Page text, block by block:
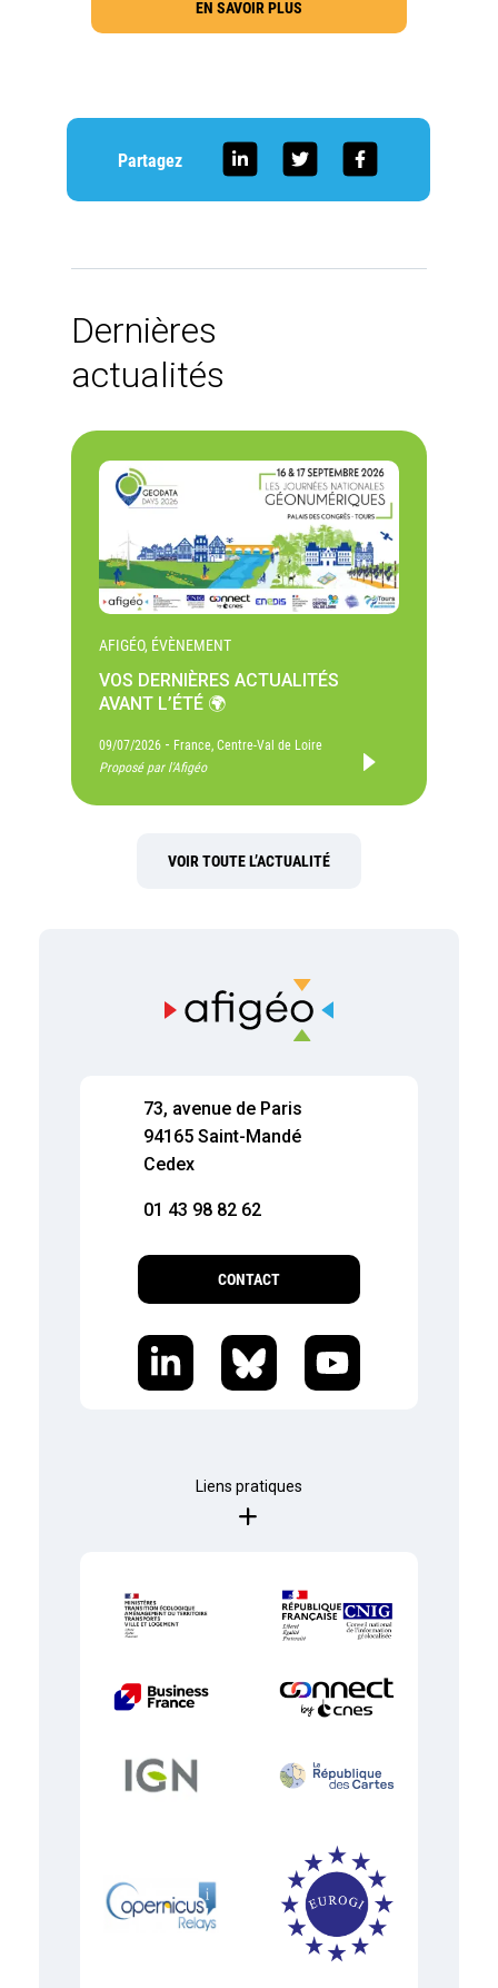
EN SAVOIR PLUS
Partagez
Dernières
actualités
AFIGÉO, ÉVÈNEMENT
VOS DERNIÈRES ACTUALITÉS
AVANT L’ÉTÉ 🌍
09/07/2026 - France, Centre-Val de Loire
Proposé par l'Afigéo
VOIR TOUTE L’ACTUALITÉ
73, avenue de Paris
94165 Saint-Mandé
Cedex
01 43 98 82 62
CONTACT
Liens pratiques